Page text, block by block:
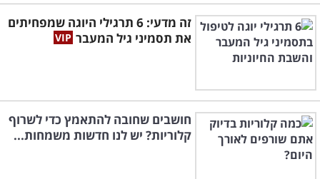
זה מדעי: 6 תרגילי היוגה שמפחיתים
את תסמיני גיל המעבר
חושבים שחובה להתאמץ כדי לשרוף
קלוריות? יש לנו חדשות משמחות...